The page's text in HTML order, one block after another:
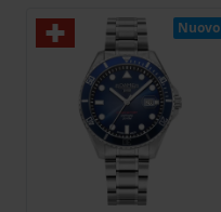
Nuovo